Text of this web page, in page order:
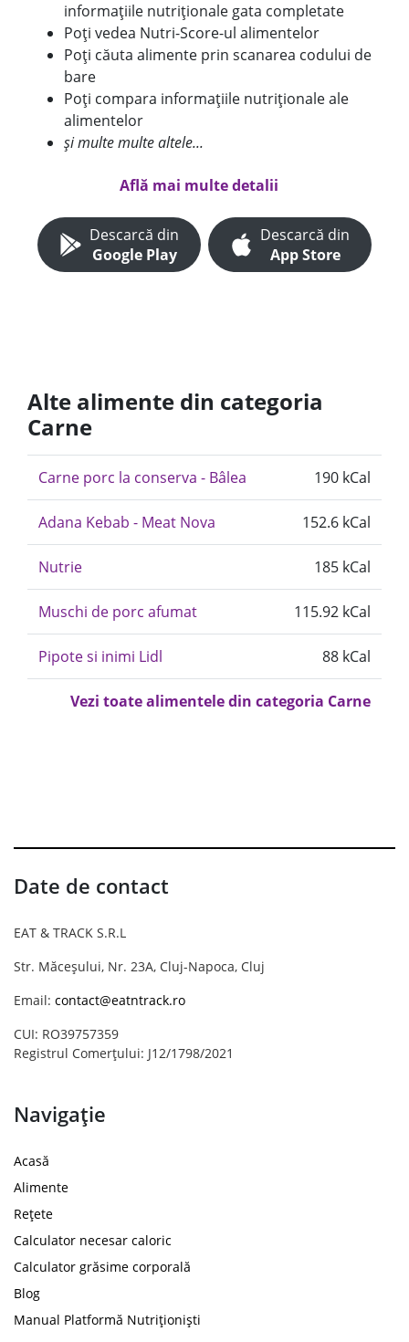
informațiile nutriționale gata completate
Poți vedea Nutri-Score-ul alimentelor
Poți căuta alimente prin scanarea codului de
bare
Poți compara informațiile nutriționale ale
alimentelor
și multe multe altele...
Află mai multe detalii
Descarcă din
Google Play
Descarcă din
App Store
Alte alimente din categoria
Carne
Carne porc la conserva - Bâlea 190 kCal
Adana Kebab - Meat Nova 152.6 kCal
Nutrie 185 kCal
Muschi de porc afumat 115.92 kCal
Pipote si inimi Lidl 88 kCal
Vezi toate alimentele din categoria Carne
Date de contact
EAT & TRACK S.R.L
Str. Măceșului, Nr. 23A, Cluj-Napoca, Cluj
Email: contact@eatntrack.ro
CUI: RO39757359
Registrul Comerțului: J12/1798/2021
Navigație
Acasă
Alimente
Rețete
Calculator necesar caloric
Calculator grăsime corporală
Blog
Manual Platformă Nutriționiști